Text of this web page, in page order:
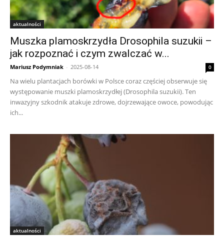
aktualności
Muszka plamoskrzydła Drosophila suzukii –
jak rozpoznać i czym zwalczać w...
Mariusz Podymniak - 2025-08-14 0
Na wielu plantacjach borówki w Polsce coraz częściej obserwuje się
występowanie muszki plamoskrzydłej (Drosophila suzukii). Ten
inwazyjny szkodnik atakuje zdrowe, dojrzewające owoce, powodując
ich...
aktualności